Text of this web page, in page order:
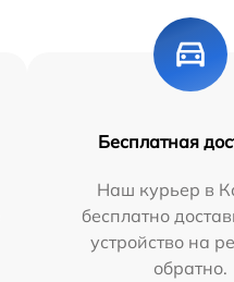
Бесплатная
Наш курьер в
бесплатно
устройство на
обратно.